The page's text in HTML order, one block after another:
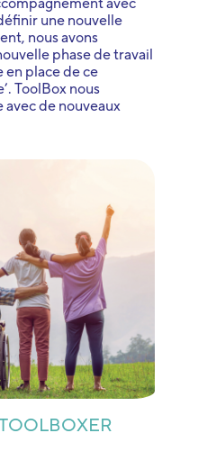
avec
une nouvelle
nous avons
phase de travail
en place de ce
ToolBox nous
de nouveaux